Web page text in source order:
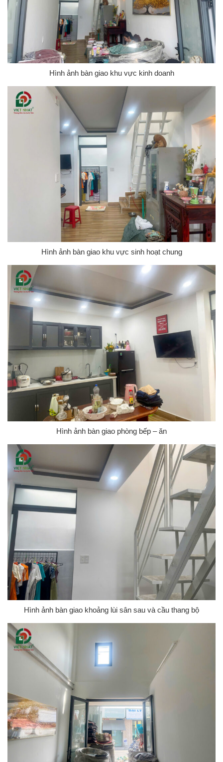
Hình ảnh bàn giao khu vực kinh doanh
Hình ảnh bàn giao khu vực sinh hoạt chung
Hình ảnh bàn giao phòng bếp – ăn
Hình ảnh bàn giao khoảng lùi sân sau và cầu thang bộ